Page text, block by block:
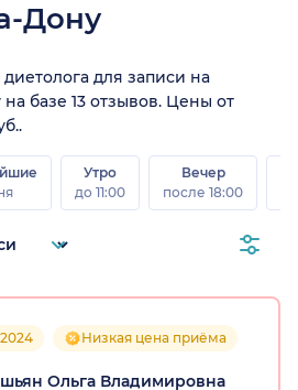
Дону
для записи на
базе 13 отзывов. Цены от
Утро
до 11:00
Вечер
после 18:00
Низкая цена приёма
Ольга Владимировна